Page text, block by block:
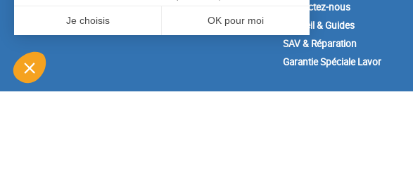
Contactez-nous
Conseil & Guides
SAV & Réparation
Garantie Spéciale Lavor